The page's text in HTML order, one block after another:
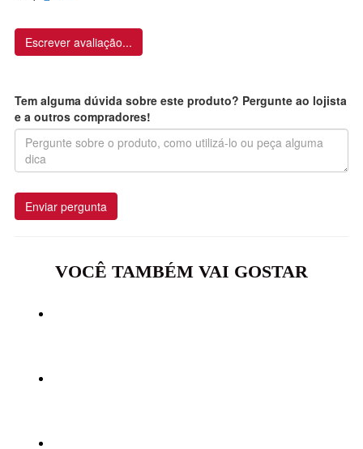
Escrever avaliação...
Tem alguma dúvida sobre este produto? Pergunte ao lojista
e a outros compradores!
Enviar pergunta
VOCÊ TAMBÉM VAI GOSTAR